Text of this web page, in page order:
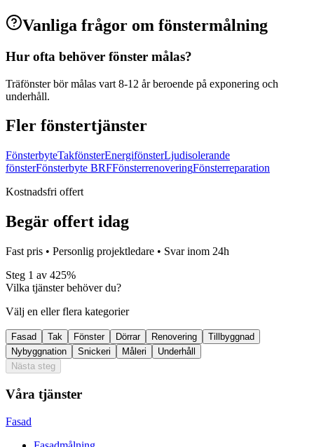
Vanliga frågor om fönstermålning
Hur ofta behöver fönster målas?
Träfönster bör målas vart 8-12 år beroende på exponering och
underhåll.
Fler fönstertjänster
FönsterbyteTakfönsterEnergifönsterLjudisolerande
fönsterFönsterbyte BRFFönsterrenoveringFönsterreparation
Kostnadsfri offert
Begär offert idag
Fast pris • Personlig projektledare • Svar inom 24h
Steg 1 av 425%
Vilka tjänster behöver du?
Välj en eller flera kategorier
Fasad Tak Fönster Dörrar Renovering
Tillbyggnad
Nybyggnation
Snickeri Måleri
Underhåll
Nästa steg
Våra tjänster
Fasad